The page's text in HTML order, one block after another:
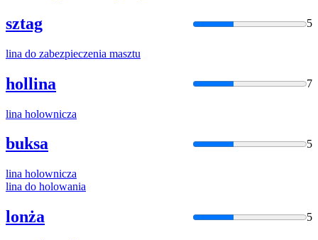
sztag 5
lina do zabezpieczenia masztu
hollina 7
lina holownicza
buksa 5
lina holownicza
lina do holowania
lonża 5